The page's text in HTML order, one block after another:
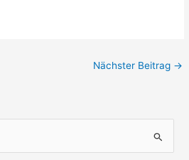
Nächster Beitrag →